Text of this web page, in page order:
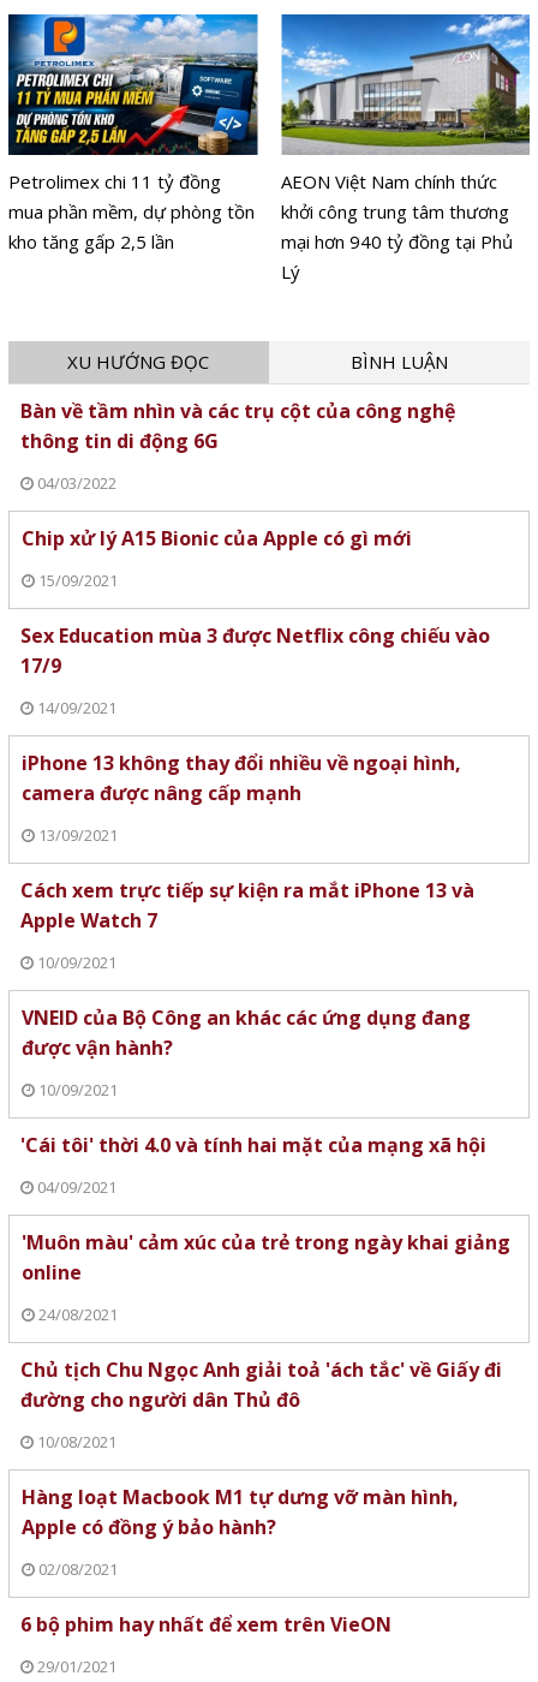
Petrolimex chi 11 tỷ đồng
mua phần mềm, dự phòng tồn
kho tăng gấp 2,5 lần
AEON Việt Nam chính thức
khởi công trung tâm thương
mại hơn 940 tỷ đồng tại Phủ
Lý
XU HƯỚNG ĐỌC BÌNH LUẬN
Bàn về tầm nhìn và các trụ cột của công nghệ
thông tin di động 6G
04/03/2022
Chip xử lý A15 Bionic của Apple có gì mới
15/09/2021
Sex Education mùa 3 được Netflix công chiếu vào
17/9
14/09/2021
iPhone 13 không thay đổi nhiều về ngoại hình,
camera được nâng cấp mạnh
13/09/2021
Cách xem trực tiếp sự kiện ra mắt iPhone 13 và
Apple Watch 7
10/09/2021
VNEID của Bộ Công an khác các ứng dụng đang
được vận hành?
10/09/2021
'Cái tôi' thời 4.0 và tính hai mặt của mạng xã hội
04/09/2021
'Muôn màu' cảm xúc của trẻ trong ngày khai giảng
online
24/08/2021
Chủ tịch Chu Ngọc Anh giải toả 'ách tắc' về Giấy đi
đường cho người dân Thủ đô
10/08/2021
Hàng loạt Macbook M1 tự dưng vỡ màn hình,
Apple có đồng ý bảo hành?
02/08/2021
6 bộ phim hay nhất để xem trên VieON
29/01/2021